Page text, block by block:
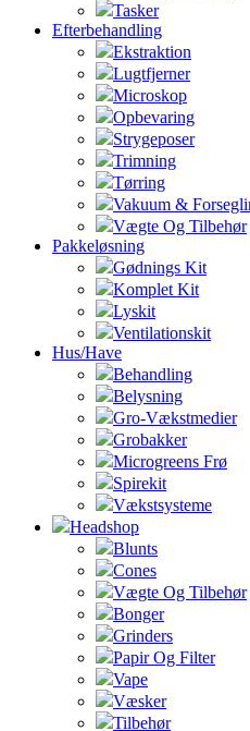
Tasker
Efterbehandling
Ekstraktion
Lugtfjerner
Microskop
Opbevaring
Strygeposer
Trimning
Tørring
Vakuum &
Vægte Og Tilbehør
Pakkeløsning
Gødnings Kit
Komplet Kit
Lyskit
Ventilationskit
Hus/Have
Behandling
Belysning
Gro-Vækstmedier
Grobakker
Microgreens Frø
Spirekit
Vækstsysteme
Headshop
Blunts
Cones
Vægte Og Tilbehør
Bonger
Grinders
Papir Og Filter
Vape
Væsker
Tilbehør